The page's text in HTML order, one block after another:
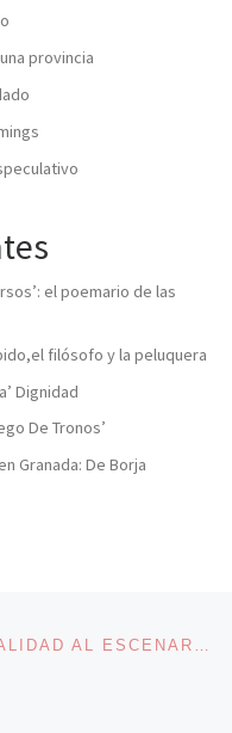
provincia
el poemario de las
filósofo y la peluquera
Dignidad
De Tronos’
Granada: De Borja
AMANDA T[ODD]: DE LA REALIDAD AL ESCENARIO